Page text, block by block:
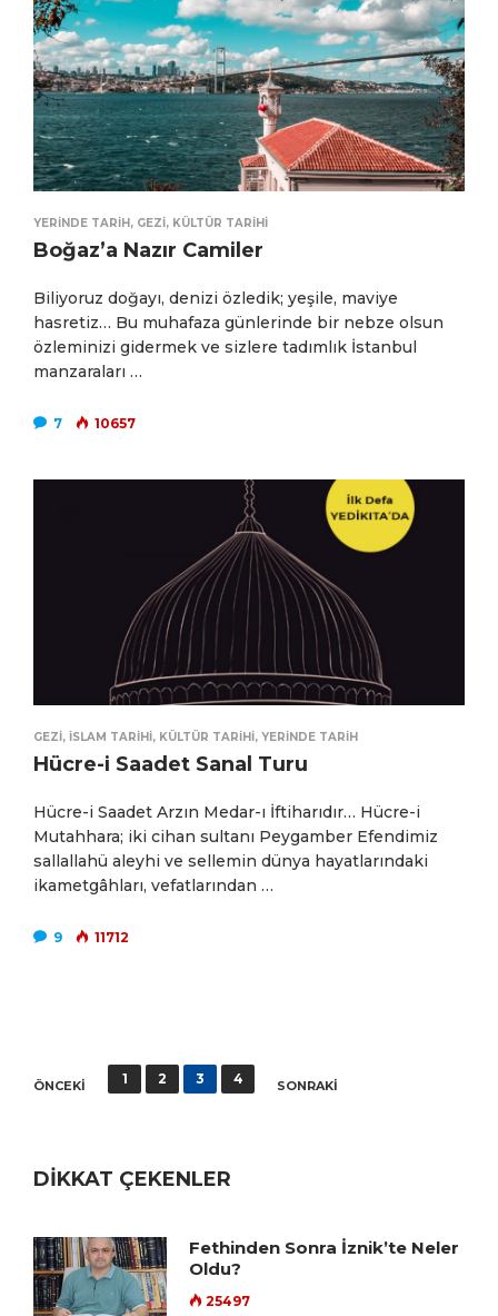
YERINDE TARIH , GEZI, KÜLTÜR TARIHI
Boğaz’a Nazır Camiler
Biliyoruz doğayı, denizi özledik; yeşile, maviye
hasretiz… Bu muhafaza günlerinde bir nebze olsun
özleminizi gidermek ve sizlere tadımlık İstanbul
manzaraları …
7 10657
GEZI, İSLAM TARIHI, KÜLTÜR TARIHI, YERINDE TARIH
Hücre-i Saadet Sanal Turu
Hücre-i Saadet Arzın Medar-ı İftiharıdır… Hücre-i
Mutahhara; iki cihan sultanı Peygamber Efendimiz
sallallahü aleyhi ve sellemin dünya hayatlarındaki
ikametgâhları, vefatlarından …
9 11712
Yazı
ÖNCEKI 1 2 3 4 SONRAKI
DİKKAT ÇEKENLER
Fethinden Sonra İznik’te Neler
Oldu?
25497